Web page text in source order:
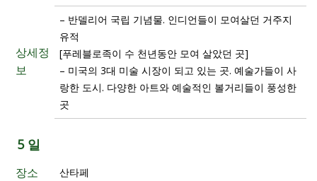
상세정
보
– 반델리어 국립 기념물. 인디언들이 모여살던 거주지
유적
[푸레블로족이 수 천년동안 모여 살았던 곳]
– 미국의 3대 미술 시장이 되고 있는 곳. 예술가들이 사
랑한 도시. 다양한 아트와 예술적인 볼거리들이 풍성한
곳
5 일
장소 산타페